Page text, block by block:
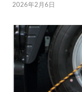
2026年2月6日